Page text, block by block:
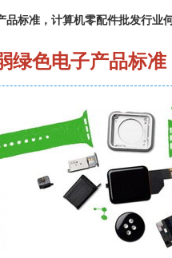
标准，计算机零配件批发行业
绿色电子产品标